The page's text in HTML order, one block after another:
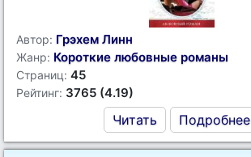
Автор: Грэхем Линн
Жанр: Короткие любовные романы
Страниц: 45
Рейтинг: 3765 (4.19)
Читать Подробнее